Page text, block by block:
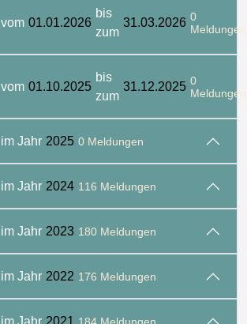
vom 01.01.2026
bis
zum
31.03.2026 0
Meldungen
vom 01.10.2025
bis
zum
31.12.2025 0
Meldungen
im Jahr 2025 0 Meldungen
im Jahr 2024 116 Meldungen
im Jahr 2023 180 Meldungen
im Jahr 2022 176 Meldungen